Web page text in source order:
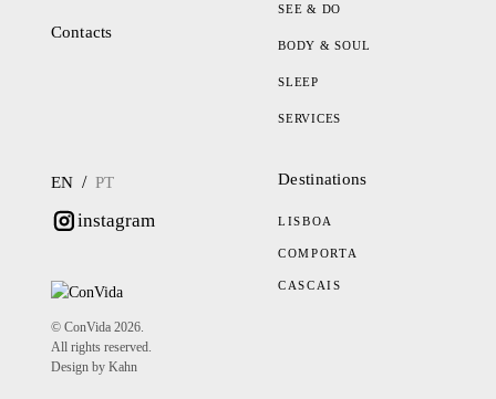
Contacts
SEE & DO
BODY & SOUL
SLEEP
SERVICES
EN / PT
instagram
© ConVida 2026.
All rights reserved.
Design by Kahn
Destinations
LISBOA
COMPORTA
CASCAIS